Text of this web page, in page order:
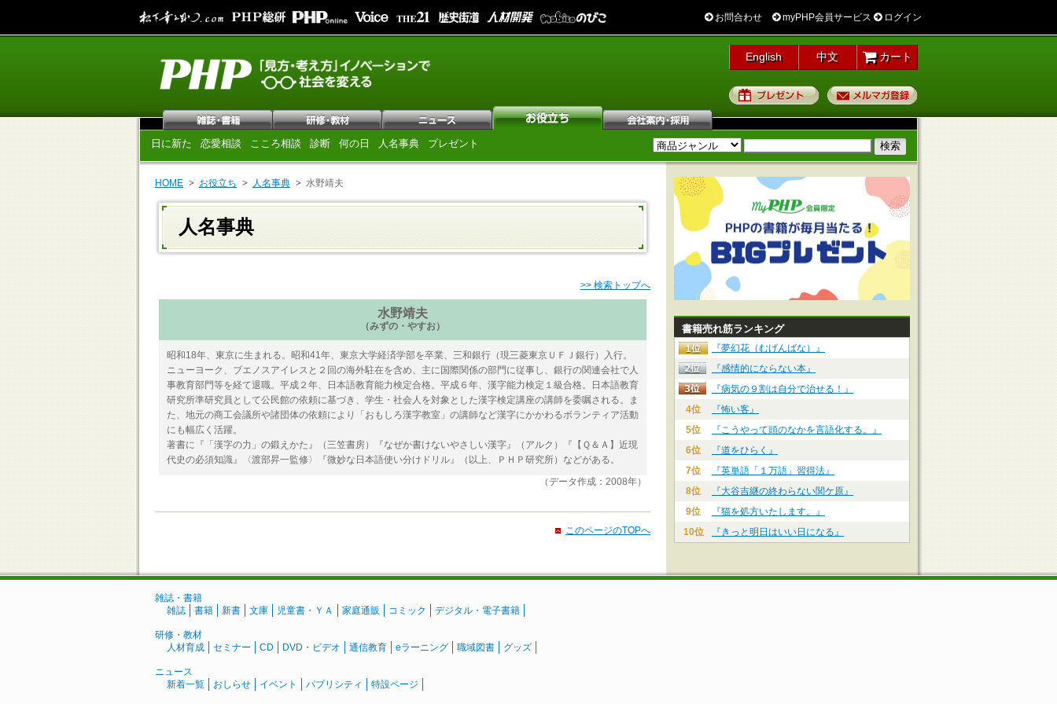
お問合わせ myPHP会員サービス ログイン
English 中文 カート
プレゼント
日に新た 恋愛相談 こころ相談 診断 何の日 人名事典 プレゼント
HOME お役立ち 人名事典 水野靖夫
人名事典
>> 検索トップへ
水野靖夫
（みずの・やすお）
昭和18年、東京に生まれる。昭和41年、東京大学経済学部を卒業、三和銀行（現三菱東京ＵＦＪ銀行）入行。
ニューヨーク、ブエノスアイレスと２回の海外駐在を含め、主に国際関係の部門に従事し、銀行の関連会社で人
事教育部門等を経て退職。平成２年、日本語教育能力検定合格。平成６年、漢字能力検定１級合格。日本語教育
研究所準研究員として公民館の依頼に基づき、学生・社会人を対象とした漢字検定講座の講師を委嘱される。ま
た、地元の商工会議所や諸団体の依頼により「おもしろ漢字教室」の講師など漢字にかかわるボランティア活動
にも幅広く活躍。
著書に『「漢字の力」の鍛えかた』（三笠書房）『なぜか書けないやさしい漢字』（アルク）『【Ｑ＆Ａ】近現
代史の必須知識』〈渡部昇一監修〉『微妙な日本語使い分けドリル』（以上、ＰＨＰ研究所）などがある。
（データ作成：2008年）
このページのTOPへ
書籍売れ筋ランキング
『夢幻花（むげんばな）』
『感情的にならない本』
『病気の９割は自分で治せる！』
4位
『怖い客』
5位
『こうやって頭のなかを言語化する。』
6位
『道をひらく』
7位
『英単語「１万語」習得法』
8位
『大谷吉継の終わらない関ケ原』
9位
『猫を処方いたします。』
10位
『きっと明日はいい日になる』
雑誌・書籍
雑誌
書籍 新書 文庫 児童書・ＹＡ 家庭通販 コミック デジタル・電子書籍
研修・教材
人材育成
セミナー CD DVD・ビデオ 通信教育 eラーニング 職域図書 グッズ
ニュース
新着一覧
おしらせ イベント パブリシティ 特設ページ